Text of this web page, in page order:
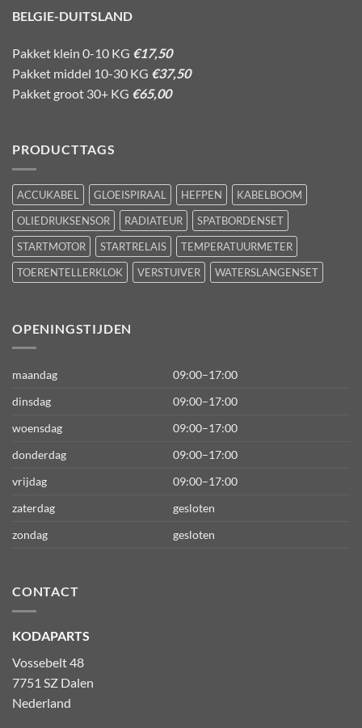
BELGIE-DUITSLAND
Pakket klein 0-10 KG €17,50
Pakket middel 10-30 KG €37,50
Pakket groot 30+ KG €65,00
PRODUCTTAGS
ACCUKABEL GLOEISPIRAAL HEFPEN
KABELBOOM
OLIEDRUKSENSOR
RADIATEUR
SPATBORDENSET
STARTMOTOR
STARTRELAIS
TEMPERATUURMETER
TOERENTELLERKLOK
VERSTUIVER WATERSLANGENSET
OPENINGSTIJDEN
maandag
09:00–17:00
dinsdag
09:00–17:00
woensdag
09:00–17:00
donderdag
09:00–17:00
vrijdag
09:00–17:00
zaterdag
gesloten
zondag
gesloten
CONTACT
KODAPARTS
Vossebelt 48
7751 SZ Dalen
Nederland